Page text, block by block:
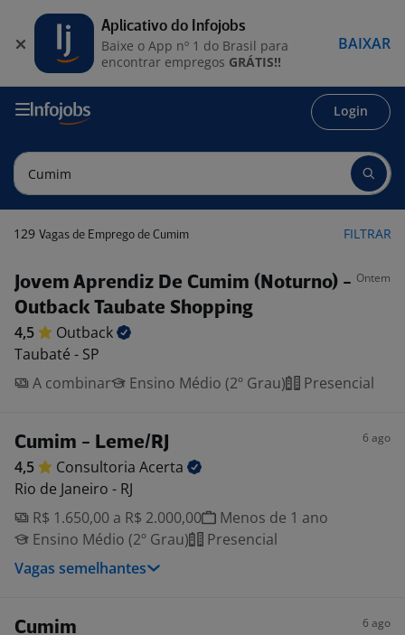
Login
129 Vagas de Emprego de Cumim FILTRAR
Jovem Aprendiz De Cumim (Noturno) -
Outback Taubate Shopping
Ontem
4,5
Outback
Taubaté - SP
A combinar
Ensino Médio (2º Grau) Presencial
Cumim - Leme/RJ 6 ago
4,5 Consultoria Acerta
Rio de Janeiro - RJ
R$ 1.650,00 a R$ 2.000,00
Menos de 1 ano
Ensino Médio (2º Grau)
Presencial
Vagas semelhantes
Cumim 6 ago
Aplicativo do Infojobs
Baixe o App nº 1 do Brasil para
encontrar empregos GRÁTIS!!
BAIXAR